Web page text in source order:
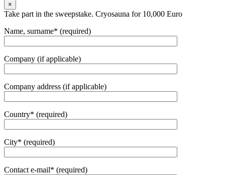
×
Take part in the sweepstake. Cryosauna for 10,000 Euro
Name, surname* (required)
Company (if applicable)
Company address (if applicable)
Country* (required)
City* (required)
Contact e-mail* (required)